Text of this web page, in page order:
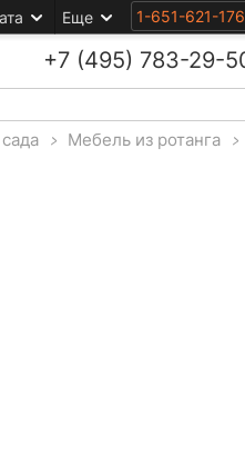
Еще 1-651-621-176
+7 (495) 783-29-
> Мебель из ротанга >